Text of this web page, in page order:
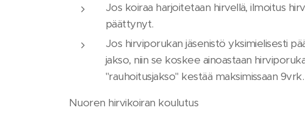
Jos koiraa harjoitetaan hirvellä, ilmoitus
päättynyt.
Jos hirviporukan jäsenistö yksimielisesti
jakso, niin se koskee ainoastaan
"rauhoitusjakso" kestää maksimissaan
Nuoren hirvikoiran koulutus